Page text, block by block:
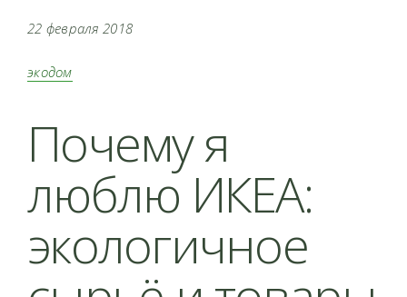
22 февраля 2018
экодом
Почему я
люблю ИКЕА:
экологичное